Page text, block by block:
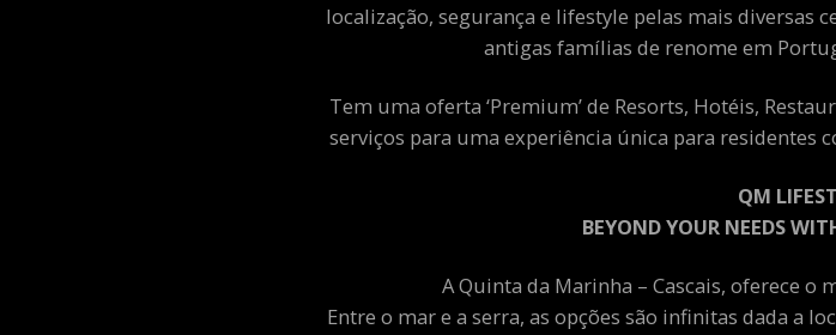
localização, segurança e lifestyle pelas mais diversas
antigas famílias de renome em
Tem uma oferta ‘Premium’ de Resorts, Hotéis,
serviços para uma experiência única para residentes
QM
BEYOND YOUR NEEDS
A Quinta da Marinha – Cascais, oferece
Entre o mar e a serra, as opções são infinitas dada a